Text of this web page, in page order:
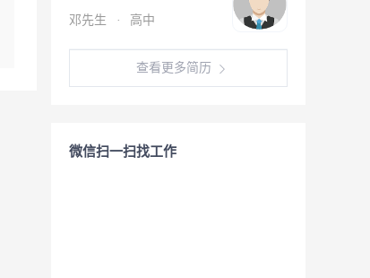
邓先生 · 高中
查看更多简历
微信扫一扫找工作